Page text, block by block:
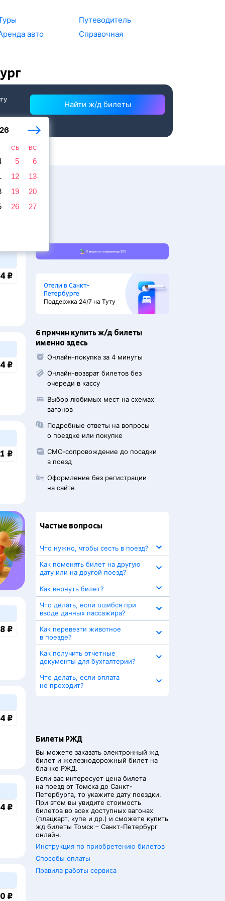
авто
Путеводитель
Справочная
СБ ВС
5
6
12
13
19
20
26
27
Найти ж/д билеты
₽
₽
₽
₽
₽
₽
₽
Отели в Санкт-
Петербурге
Поддержка 24/7 на Туту
6 причин купить ж/д билеты
именно здесь
Онлайн-покупка за 4 минуты
Онлайн-возврат билетов без
очереди в кассу
Выбор любимых мест на схемах
вагонов
Подробные ответы на вопросы
о поездке или покупке
СМС-сопровождение до посадки
в поезд
Оформление без регистрации
на сайте
Частые вопросы
Что нужно, чтобы сесть в поезд?
Как поменять билет на другую
дату или на другой поезд?
Как вернуть билет?
Что делать, если ошибся при
вводе данных пассажира?
Как перевезти животное
в поезде?
Как получить отчетные
документы для бухгалтерии?
Что делать, если оплата
не проходит?
Билеты РЖД
Вы можете заказать электронный жд
билет и железнодорожный билет на
бланке РЖД.
Если вас интересует цена билета
на поезд от Томска до Санкт-
Петербурга, то укажите дату поездки.
При этом вы увидите стоимость
билетов во всех доступных вагонах
(плацкарт, купе и др.) и сможете купить
жд билеты Томск – Санкт-Петербург
онлайн.
Инструкция по приобретению билетов
Способы оплаты
Правила работы сервиса